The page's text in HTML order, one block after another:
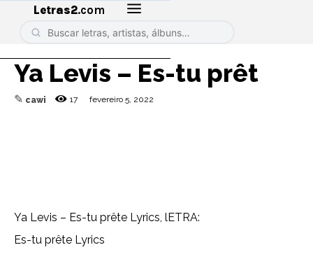
Letras2.com
Ya Levis – Es-tu prêt
✎ cawi 17 fevereiro 5, 2022
Ya Levis – Es-tu prête Lyrics, lETRA:
Es-tu prête Lyrics